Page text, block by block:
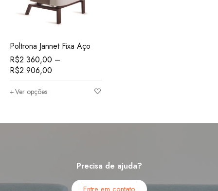
Poltrona Jannet Fixa Aço
R$2.360,00 –
R$2.906,00
Ver opções
Precisa de ajuda?